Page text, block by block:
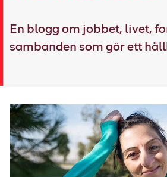
En blogg om jobbet, livet,
sambanden som gör ett